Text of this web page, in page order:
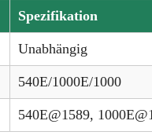
Spezifikation
Unabhängig
540E/1000E/1000
540E@1589,